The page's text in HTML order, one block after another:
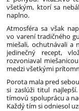
všetkým, ktorí sa
naplno.
Atmosféra sa však
vo varení tradičného
miešali, ochutnávali a
jedinečný recept,
rozvoniaval
medzi všetkými
Porota mala pred
si zaslúži titul
tímovú spoluprácu a
Každý tím si odniesol